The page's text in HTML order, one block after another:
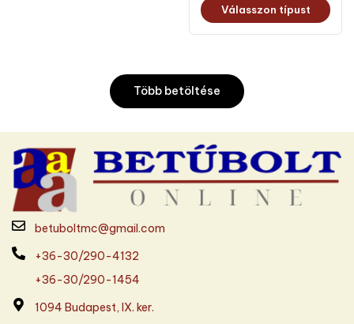
Válasszon típust
Több betöltése
betuboltmc@gmail.com
+36-30/290-4132
+36-30/290-1454
1094 Budapest, IX. ker.